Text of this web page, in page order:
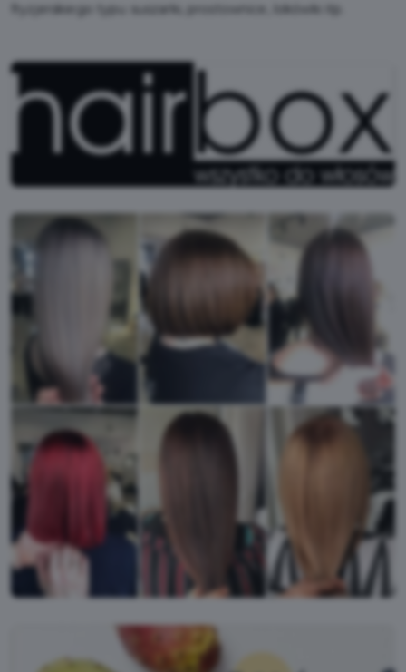
fryzjerskiego typu suszarki, prostownice, lokówki itp.